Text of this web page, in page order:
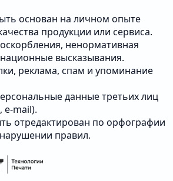
основан на личном опыте
продукции или сервиса.
ненормативная
высказывания.
реклама, спам и упоминание
данные третьих лиц
e-mail).
отредактирован по орфографии
правил.